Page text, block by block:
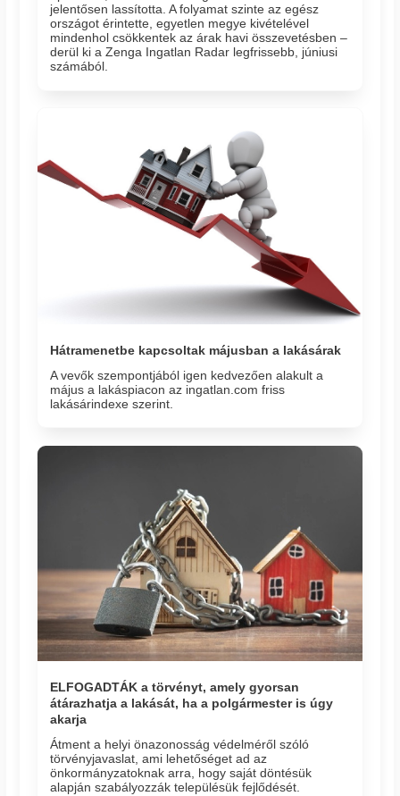
jelentősen lassította. A folyamat szinte az egész
országot érintette, egyetlen megye kivételével
mindenhol csökkentek az árak havi összevetésben –
derül ki a Zenga Ingatlan Radar legfrissebb, júniusi
számából.
Hátramenetbe kapcsoltak májusban a lakásárak
A vevők szempontjából igen kedvezően alakult a
május a lakáspiacon az ingatlan.com friss
lakásárindexe szerint.
ELFOGADTÁK a törvényt, amely gyorsan
átárazhatja a lakását, ha a polgármester is úgy
akarja
Átment a helyi önazonosság védelméről szóló
törvényjavaslat, ami lehetőséget ad az
önkormányzatoknak arra, hogy saját döntésük
alapján szabályozzák településük fejlődését.